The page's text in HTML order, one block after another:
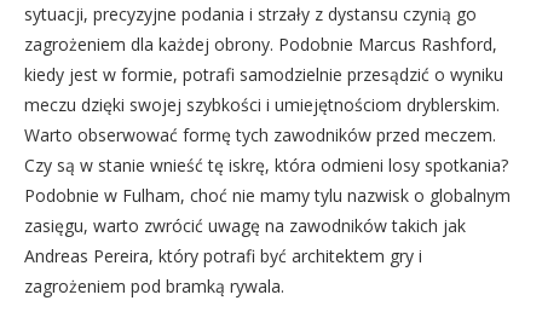
sytuacji, precyzyjne podania i strzały z dystansu czynią go
zagrożeniem dla każdej obrony. Podobnie Marcus Rashford,
kiedy jest w formie, potrafi samodzielnie przesądzić o wyniku
meczu dzięki swojej szybkości i umiejętnościom dryblerskim.
Warto obserwować formę tych zawodników przed meczem.
Czy są w stanie wnieść tę iskrę, która odmieni losy spotkania?
Podobnie w Fulham, choć nie mamy tylu nazwisk o globalnym
zasięgu, warto zwrócić uwagę na zawodników takich jak
Andreas Pereira, który potrafi być architektem gry i
zagrożeniem pod bramką rywala.